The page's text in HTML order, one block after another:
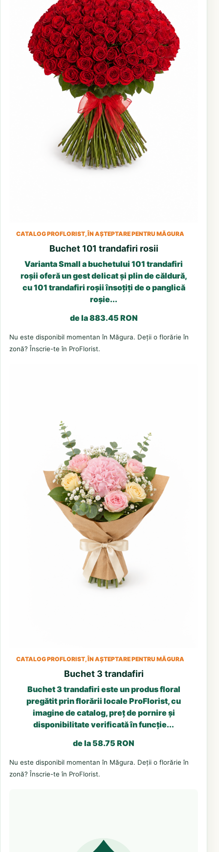
CATALOG PROFLORIST, ÎN AȘTEPTARE PENTRU MĂGURA
Buchet 101 trandafiri rosii
Varianta Small a buchetului 101 trandafiri
roșii oferă un gest delicat și plin de căldură,
cu 101 trandafiri roșii însoțiți de o panglică
roșie...
de la 883.45 RON
Nu este disponibil momentan în Măgura. Deții o florărie în
zonă? Înscrie-te în ProFlorist.
CATALOG PROFLORIST, ÎN AȘTEPTARE PENTRU MĂGURA
Buchet 3 trandafiri
Buchet 3 trandafiri este un produs floral
pregătit prin florării locale ProFlorist, cu
imagine de catalog, preț de pornire și
disponibilitate verificată în funcție...
de la 58.75 RON
Nu este disponibil momentan în Măgura. Deții o florărie în
zonă? Înscrie-te în ProFlorist.